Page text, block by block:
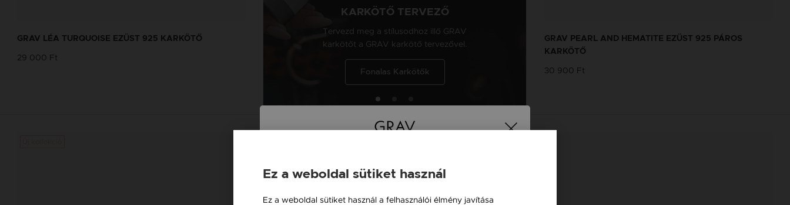
GRAV LÉA TURQUOISE EZÜST 925 KARKÖTŐ
29 000 Ft
karkötőt a GRAV karkötő tervezővel.
KARKÖTŐ TERVEZŐ
Tervezd meg a stílusodhoz illő GRAV
karkötőt a GRAV karkötő tervezővel.
Fonalas Karkötők
karkötőt a GRAV karkötő tervezővel.
GRAV PEARL AND HEMATITE EZÜST 925 PÁROS
KARKÖTŐ
30 900 Ft
Ez a weboldal sütiket használ
Ez a weboldal sütiket használ a felhasználói élmény javítása